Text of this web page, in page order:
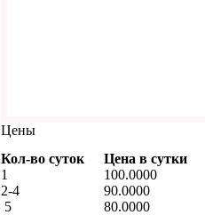
Цены
Кол-во суток
Цена в сутки
1
2-4
5
100.0000
90.0000
80.0000